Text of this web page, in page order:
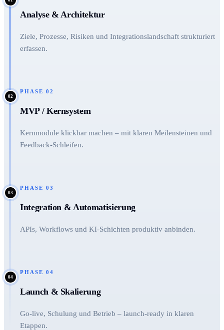
Analyse & Architektur
Ziele, Prozesse, Risiken und Integrationslandschaft strukturiert
erfassen.
02
PHASE 02
MVP / Kernsystem
Kernmodule klickbar machen – mit klaren Meilensteinen und
Feedback-Schleifen.
03
PHASE 03
Integration & Automatisierung
APIs, Workflows und KI-Schichten produktiv anbinden.
04
PHASE 04
Launch & Skalierung
Go-live, Schulung und Betrieb – launch-ready in klaren
Etappen.